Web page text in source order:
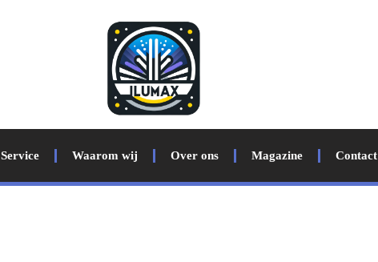
Service Waarom wij Over ons Magazine Contact